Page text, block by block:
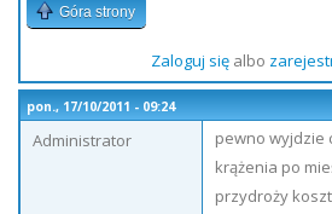
Góra strony
Zaloguj sięalbo
pon., 17/10/2011 - 09:24
Administrator
pewno wyjdzie
krążenia po
przydroży